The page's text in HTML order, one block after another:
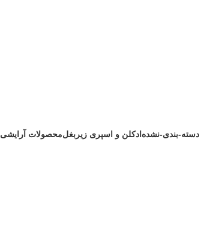
دسته-بندی-نشده ادکلن و اسپری زیربغلمحصولات آرایشی